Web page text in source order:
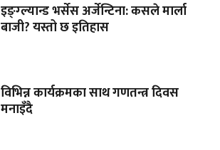
इङ्ग्ल्यान्ड भर्सेस अर्जेन्टिना: कसले मार्ला
बाजी? यस्तो छ इतिहास
विभिन्न कार्यक्रमका साथ गणतन्त्र दिवस
मनाइँदै